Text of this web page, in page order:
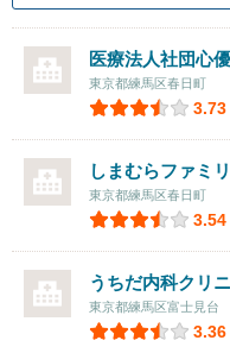
医療法人社団心
東京都練馬区春日町
3.73
しまむらファミ
東京都練馬区春日町
3.54
うちだ内科クリ
東京都練馬区富士見台
3.36